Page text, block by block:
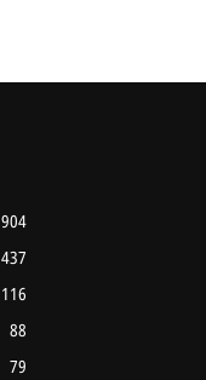
904
437
116
88
79